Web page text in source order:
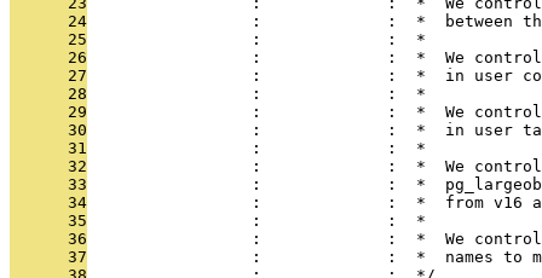
      24
:             :  *  between
      25
                 :             :  *
      26
:             :  *  We
      27
:             :  *  in user
      28
                 :             :  *
      29
:             :  *  We
      30
:             :  *  in user
      31
                 :             :  *
      32
:             :  *  We
      33
:             :  *
      34
:             :  *  from v16
      35
                 :             :  *
      36
:             :  *  We
      37
:             :  *  names to